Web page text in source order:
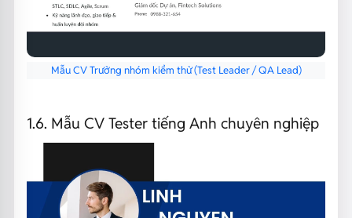
Mẫu CV Trưởng nhóm kiểm thử (Test Leader / QA Lead)
1.6. Mẫu CV Tester tiếng Anh chuyên nghiệp